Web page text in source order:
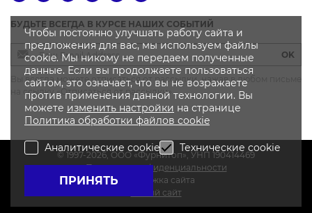
БУДЬТЕ ВСЕГДА В КУРСЕ НАШИХ СОБЫТИЙ
OK
Вы всегда можете отписаться от рассылки, нажав в любом письме
на ссылку «Отписаться от рассылки»
© 1997-2026, OOO «Фурнитоп», УНП 190414469
Политика конфиденциальности
Поддержка сайта
Новый сайт
Чтобы постоянно улучшать работу сайта и
предложения для вас, мы используем файлы
cookie. Мы никому не передаем полученные
данные. Если вы продолжаете пользоваться
сайтом, это означает, что вы не возражаете
против применения данной технологии. Вы
можете изменить настройки на странице
Политика обработки файлов cookie
Аналитические cookie Технические cookie
ПРИНЯТЬ